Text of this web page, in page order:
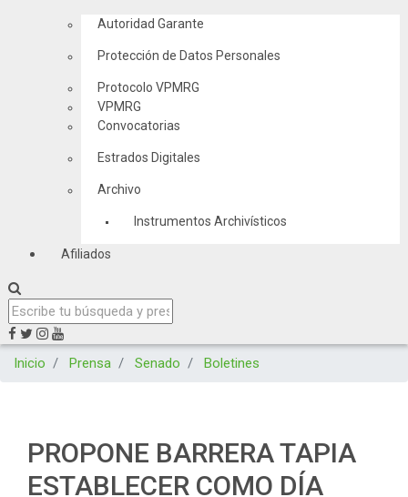
Autoridad Garante
Protección de Datos Personales
Protocolo VPMRG
VPMRG
Convocatorias
Estrados Digitales
Archivo
Instrumentos Archivísticos
Afiliados
Inicio Prensa Senado Boletines
PROPONE BARRERA TAPIA
ESTABLECER COMO DÍA